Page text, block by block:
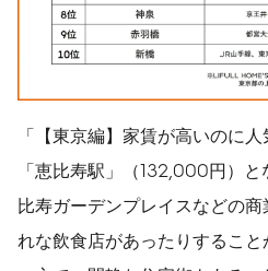
「【東京編】家賃が高いのに
「恵比寿駅」（132,000円）
比寿ガーデンプレイスなどの
れな飲食店があったりするこ